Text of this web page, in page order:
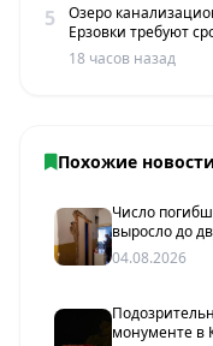
5
Озеро
Ерзовки требуют
18 часов назад
Похожие новости
Число
выросло до
04.08.2026
монументе в